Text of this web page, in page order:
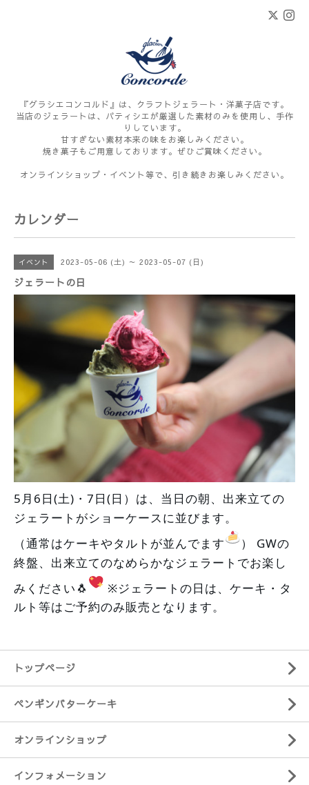
『グラシエコンコルド』は、クラフトジェラート・洋菓子店です。
当店のジェラートは、パティシエが厳選した素材のみを使用し、手作
りしています。
甘すぎない素材本来の味をお楽しみください。
焼き菓子もご用意しております。ぜひご賞味ください。
オンラインショップ・イベント等で、引き続きお楽しみください。
カレンダー
イベント 2023-05-06 (土) ～ 2023-05-07 (日)
ジェラートの日
5月6日(土)・7日(日）は、当日の朝、出来立ての
ジェラートがショーケースに並びます。
（通常はケーキやタルトが並んでます
） GWの
終盤、出来立てのなめらかなジェラートでお楽し
みください🐧
※ジェラートの日は、ケーキ・タ
ルト等はご予約のみ販売となります。
トップページ
ペンギンバターケーキ
オンラインショップ
インフォメーション